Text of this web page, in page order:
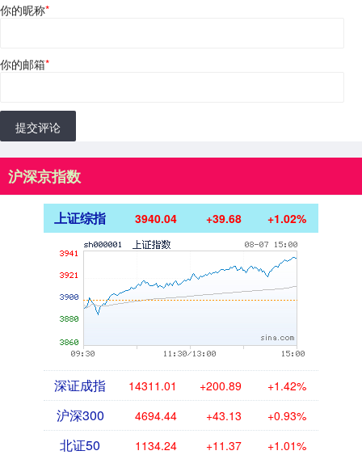
你的昵称*
你的邮箱*
提交评论
沪深京指数
上证综指 3940.04 +39.68 +1.02%
深证成指 14311.01 +200.89 +1.42%
沪深300 4694.44 +43.13 +0.93%
北证50 1134.24 +11.37 +1.01%